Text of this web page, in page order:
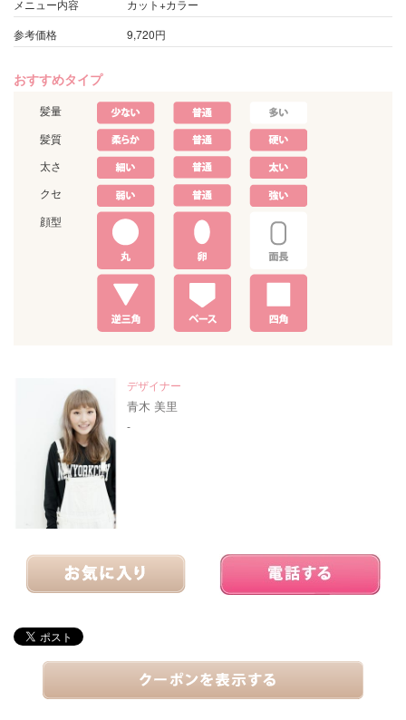
メニュー内容
カット+カラー
参考価格
9,720円
おすすめタイプ
髪量
髪質
太さ
クセ
顔型
デザイナー
青木 美里
-